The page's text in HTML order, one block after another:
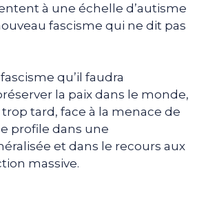
à une échelle d’autisme
fascisme qui ne dit pas
qu’il faudra
la paix dans le monde,
trop tard, face à la menace de
profile dans une
et dans le recours aux
massive.